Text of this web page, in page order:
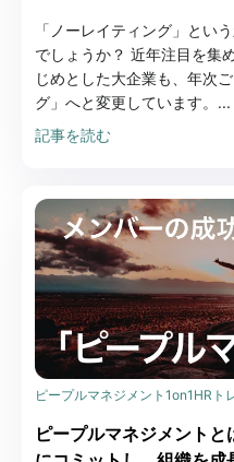
「ノーレイティング」とい
でしょうか？ 近年注目を集
じめとした大企業も、年次
グ」へと変更しています。...
記事を読む
ピープルマネジメント 1on1 HRト
ピープルマネジメントと